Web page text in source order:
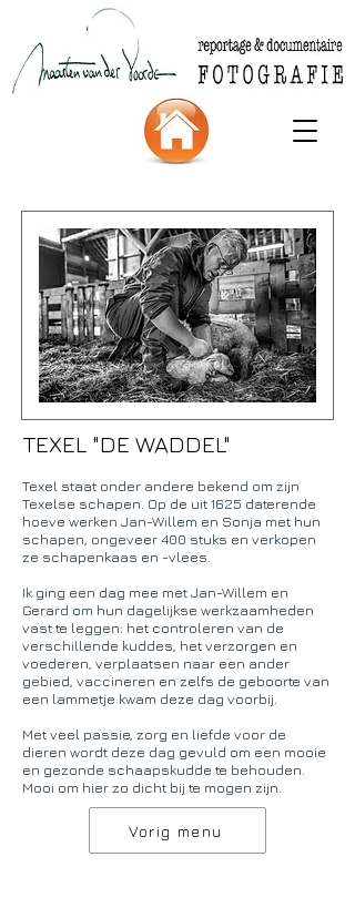
TEXEL "DE WADDEL"
Texel staat onder andere bekend om zijn
Texelse schapen. Op de uit 1625 daterende
hoeve werken Jan-Willem en Sonja met hun
schapen, ongeveer 400 stuks en verkopen
ze schapenkaas en -vlees.
Ik ging een dag mee met Jan-Willem en
Gerard om hun dagelijkse werkzaamheden
vast te leggen: het controleren van de
verschillende kuddes, het verzorgen en
voederen, verplaatsen naar een ander
gebied, vaccineren en zelfs de geboorte van
een lammetje kwam deze dag voorbij.
Met veel passie, zorg en liefde voor de
dieren wordt deze dag gevuld om een mooie
en gezonde schaapskudde te behouden.
Mooi om hier zo dicht bij te mogen zijn.
Vorig menu